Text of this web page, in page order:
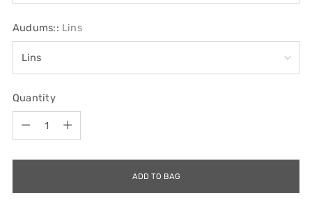
Audums:: Lins
Quantity
ADD TO BAG